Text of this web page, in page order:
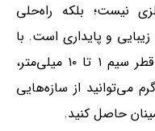
نیست؛ بلکه راه‌حلی
و پایداری است. با
محصولات باکیفیت توری هیرکان با قطر سیم ۱ تا ۱۰ میلی‌متر،
می‌توانید از سازه‌هایی
حاصل کنید.